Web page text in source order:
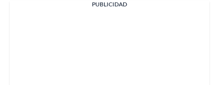
PUBLICIDAD